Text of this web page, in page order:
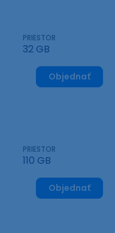
PRIESTOR
32 GB
Objednať
PRIESTOR
110 GB
Objednať